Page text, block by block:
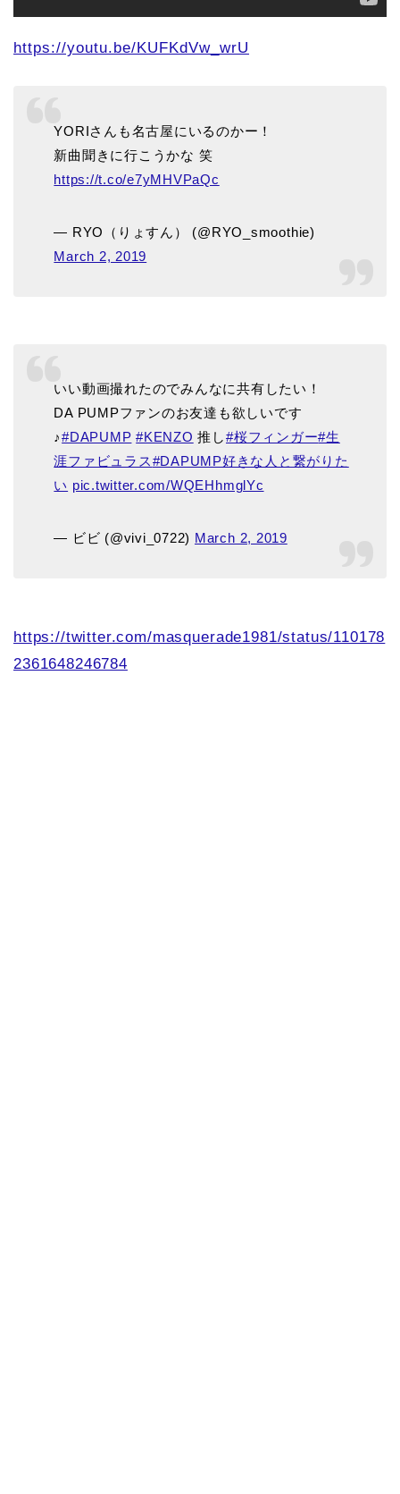
https://youtu.be/KUFKdVw_wrU
YORIさんも名古屋にいるのかー！
新曲聞きに行こうかな 笑
https://t.co/e7yMHVPaQc
— RYO（りょすん） (@RYO_smoothie)
March 2, 2019
いい動画撮れたのでみんなに共有したい！
DA PUMPファンのお友達も欲しいです
♪#DAPUMP #KENZO 推し#桜フィンガー#生
涯ファビュラス#DAPUMP好きな人と繋がりた
い pic.twitter.com/WQEHhmglYc
— ビビ (@vivi_0722) March 2, 2019
https://twitter.com/masquerade1981/status/110178
2361648246784